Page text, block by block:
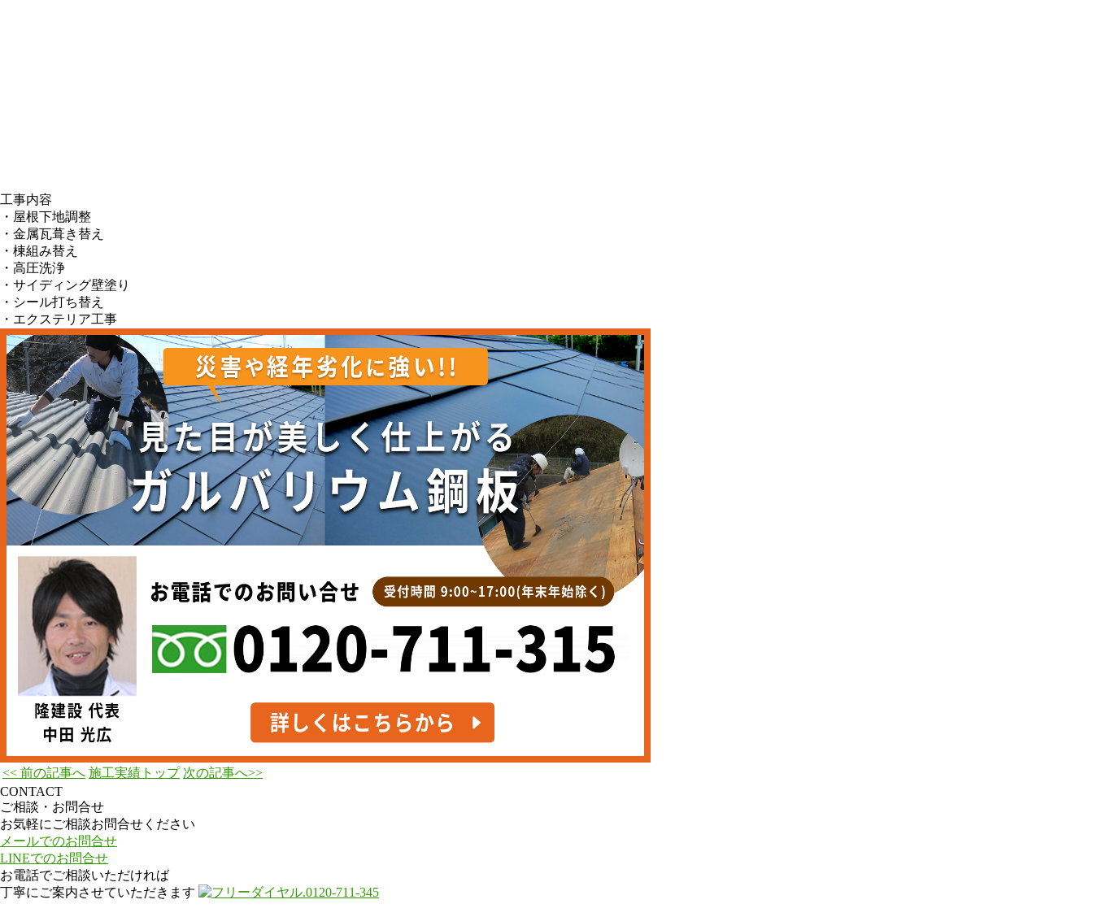
工事内容
・屋根下地調整
・金属瓦葺き替え
・棟組み替え
・高圧洗浄
・サイディング壁塗り
・シール打ち替え
・エクステリア工事
<< 前の記事へ 施工実績トップ 次の記事へ>>
CONTACT
ご相談・お問合せ
お気軽にご相談お問合せください
メールでのお問合せ
LINEでのお問合せ
お電話でご相談いただければ
丁寧にご案内させていただきます